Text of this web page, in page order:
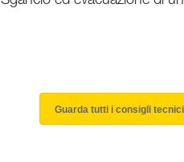
Guarda tutti i consigli tecnici